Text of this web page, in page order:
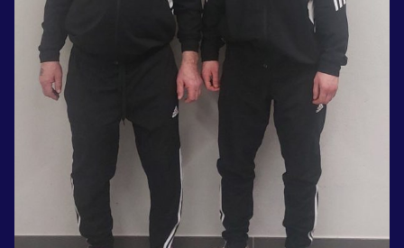
Updates
Atleten
Vereniging
Contact